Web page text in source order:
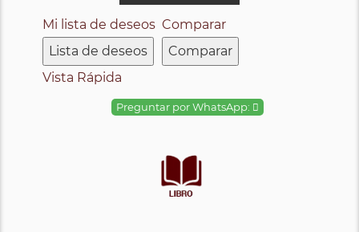
Mi lista de deseos
Lista de deseos
Comparar
Comparar
Vista Rápida
Preguntar por WhatsApp: